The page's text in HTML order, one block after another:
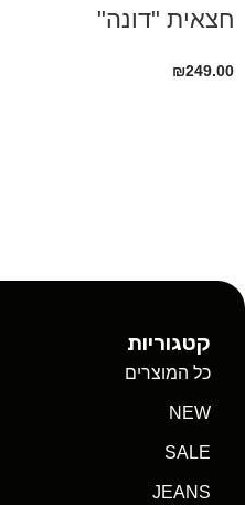
חצאית "דונה"
₪249.00
קטגוריות
כל המוצרים
NEW
SALE
JEANS